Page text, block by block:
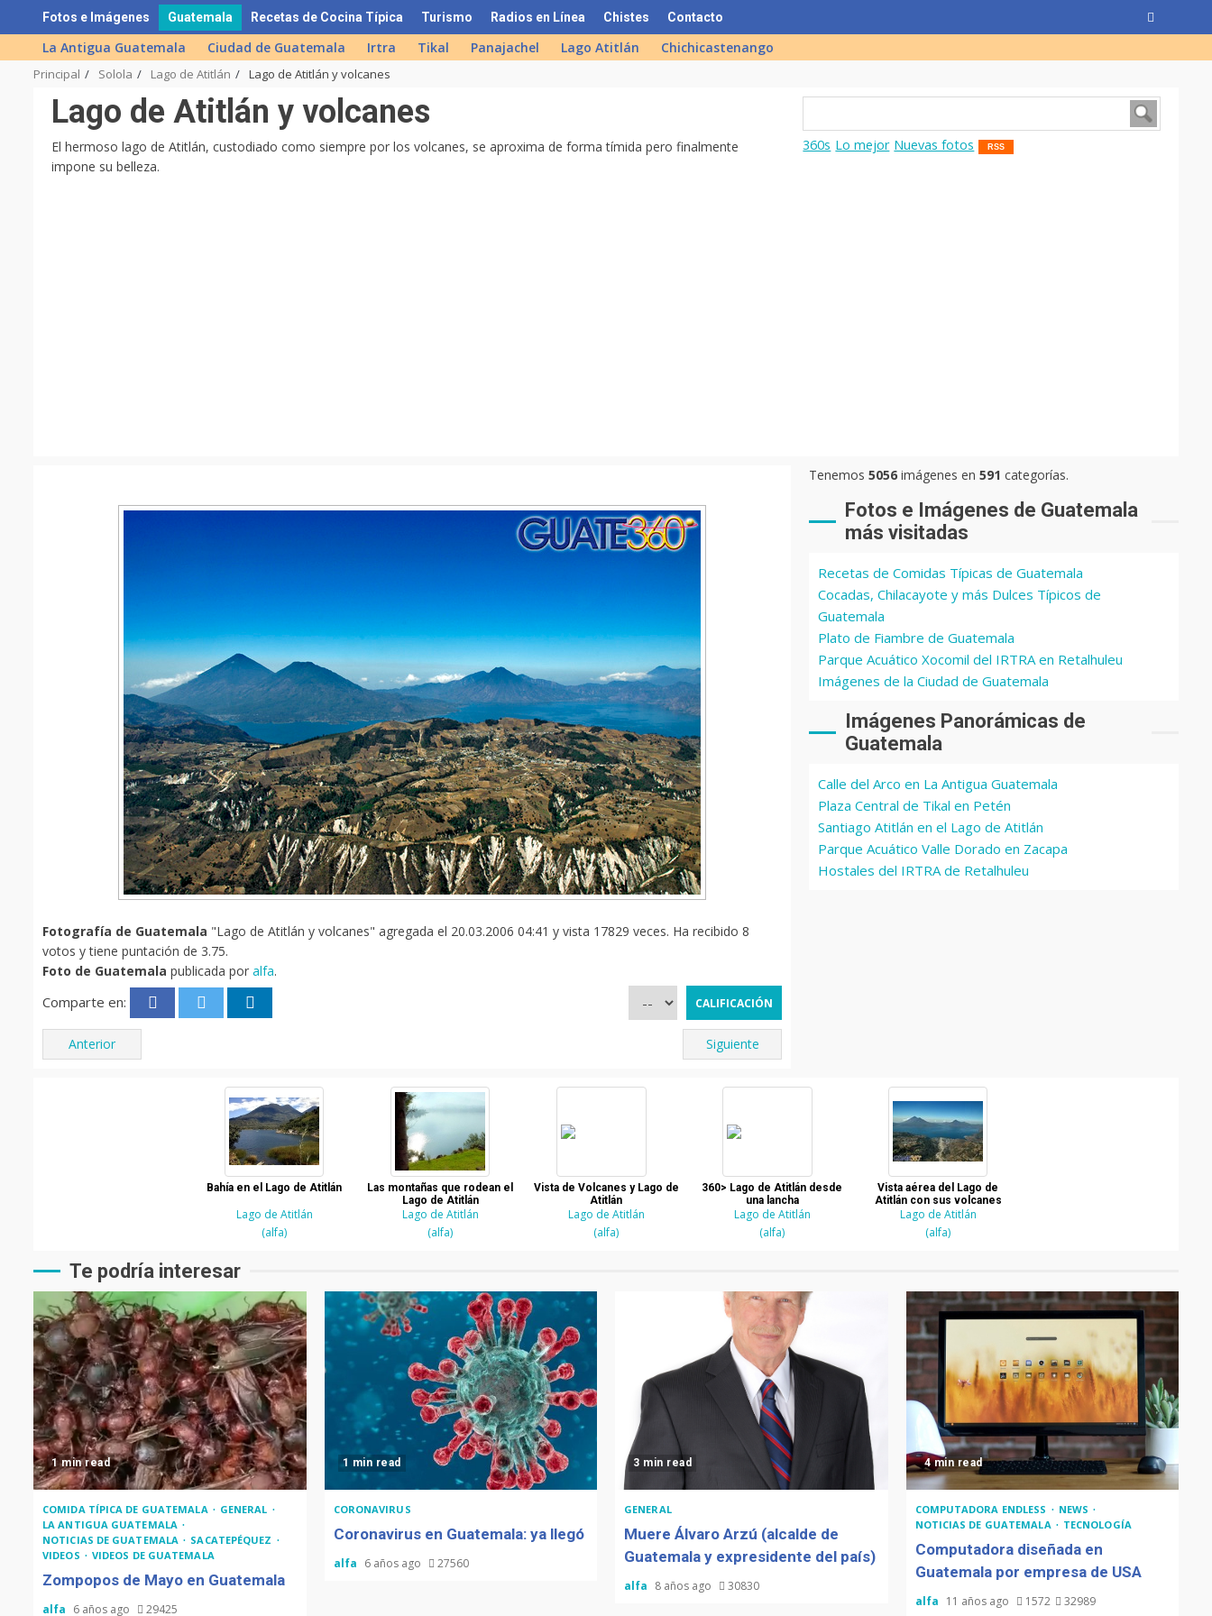
to
content
Fotos e Imágenes Guatemala Recetas de Cocina Típica Turismo Radios en Línea Chistes Contacto
La Antigua Guatemala Ciudad de Guatemala Irtra Tikal Panajachel Lago Atitlán Chichicastenango
Principal Solola Lago de Atitlán Lago de Atitlán y volcanes
Lago de Atitlán y volcanes
El hermoso lago de Atitlán, custodiado como siempre por los volcanes, se aproxima de forma tímida pero finalmente
impone su belleza.
360s Lo mejor Nuevas fotos RSS
Fotografía de Guatemala "Lago de Atitlán y volcanes" agregada el 20.03.2006 04:41 y vista 17829 veces. Ha recibido 8
votos y tiene puntación de 3.75.
Foto de Guatemala publicada por alfa.
Comparte en:
Anterior Siguiente
Tenemos5056 imágenes en591 categorías.
Fotos e Imágenes de Guatemala
más visitadas
Recetas de Comidas Típicas de Guatemala
Cocadas, Chilacayote y más Dulces Típicos de
Guatemala
Plato de Fiambre de Guatemala
Parque Acuático Xocomil del IRTRA en Retalhuleu
Imágenes de la Ciudad de Guatemala
Imágenes Panorámicas de
Guatemala
Calle del Arco en La Antigua Guatemala
Plaza Central de Tikal en Petén
Santiago Atitlán en el Lago de Atitlán
Parque Acuático Valle Dorado en Zacapa
Hostales del IRTRA de Retalhuleu
Bahía en el Lago de Atitlán
Lago de Atitlán
(alfa)
Las montañas que rodean el
Lago de Atitlán
Lago de Atitlán
(alfa)
Vista de Volcanes y Lago de
Atitlán
Lago de Atitlán
(alfa)
360> Lago de Atitlán desde
una lancha
Lago de Atitlán
(alfa)
Vista aérea del Lago de
Atitlán con sus volcanes
Lago de Atitlán
(alfa)
Te podría interesar
1 min read
COMIDA TÍPICA DE GUATEMALA
GENERAL
LA ANTIGUA GUATEMALA
NOTICIAS DE GUATEMALA
SACATEPÉQUEZ
VIDEOS
VIDEOS DE GUATEMALA
Zompopos de Mayo en Guatemala
alfa 6 años ago 29425
1 min read
CORONAVIRUS
Coronavirus en Guatemala: ya llegó
alfa 6 años ago 27560
3 min read
GENERAL
Muere Álvaro Arzú (alcalde de
Guatemala y expresidente del país)
alfa 8 años ago 30830
4 min read
COMPUTADORA ENDLESS
NEWS
NOTICIAS DE GUATEMALA
TECNOLOGÍA
Computadora diseñada en
Guatemala por empresa de USA
alfa 11 años ago 1572 32989